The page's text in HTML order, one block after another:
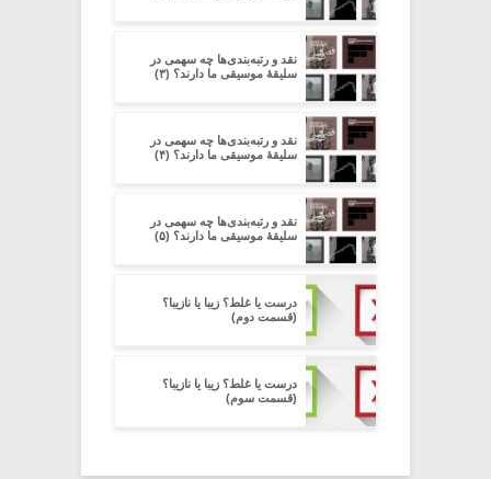
نقد و رتبه‌بندی‌ها چه سهمی در
سلیقۀ موسیقی ما دارند؟ (۳)
نقد و رتبه‌بندی‌ها چه سهمی در
سلیقۀ موسیقی ما دارند؟ (۴)
نقد و رتبه‌بندی‌ها چه سهمی در
سلیقۀ موسیقی ما دارند؟ (۵)
درست یا غلط؟ زیبا یا نازیبا؟
(قسمت دوم)
درست یا غلط؟ زیبا یا نازیبا؟
(قسمت سوم)